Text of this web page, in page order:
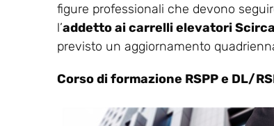
figure professionali che devono
l’addetto ai carrelli elevatori Scirca
previsto un aggiornamento
Corso di formazione RSPP e DL/